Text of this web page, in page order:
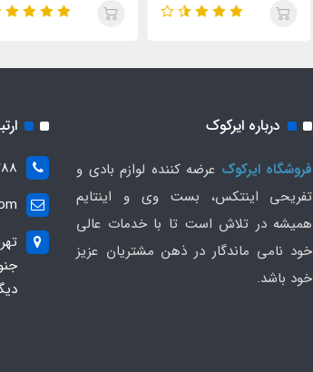
درباره ایرکوک
فروشگاه ایرکوک عرضه کننده لوازم بادی و
تفریحی اینتکس، بست وی و اینتایم
همیشه در تلاش است تا با خدمات عالی
خود نامی ماندگار در ذهن مشتریان عزیز
خود باشد.